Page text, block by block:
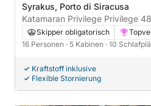
Syrakus, Porto di Siracusa
Katamaran Privilege Privilege
Skipper obligatorisch
16 Personen · 5 Kabinen · 10
Kraftstoff inklusive
Flexible Stornierung